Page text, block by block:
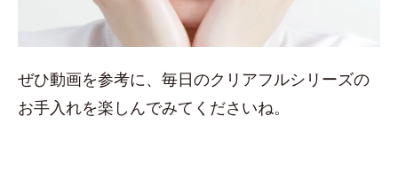
ぜひ動画を参考に、毎日のクリアフルシリーズの
お手入れを楽しんでみてくださいね。